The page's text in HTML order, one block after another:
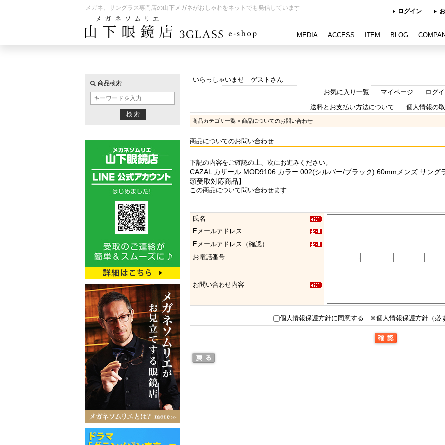
メガネ、サングラス専門店の山下メガネがおしゃれをネットでも発信しています ログイン
MEDIA ACCESS ITEM BLOG
商品検索
いらっしゃいませ ゲストさん
お気に入り一覧
マイページ
ログ
送料とお支払い方法について
個人情報の
商品カテゴリ一覧 > 商品についてのお問い合わせ
商品についてのお問い合わせ
下記の内容をご確認の上、次にお進みください。
CAZAL カザール MOD9106 カラー 002(シルバー/ブラック) 60mmメンズ サン
頭受取対応商品】
この商品について問い合わせます
氏名
Eメールアドレス
Eメールアドレス（確認）
お電話番号
- -
お問い合わせ内容
個人情報保護方針に同意する ※個人情報保護方針（必